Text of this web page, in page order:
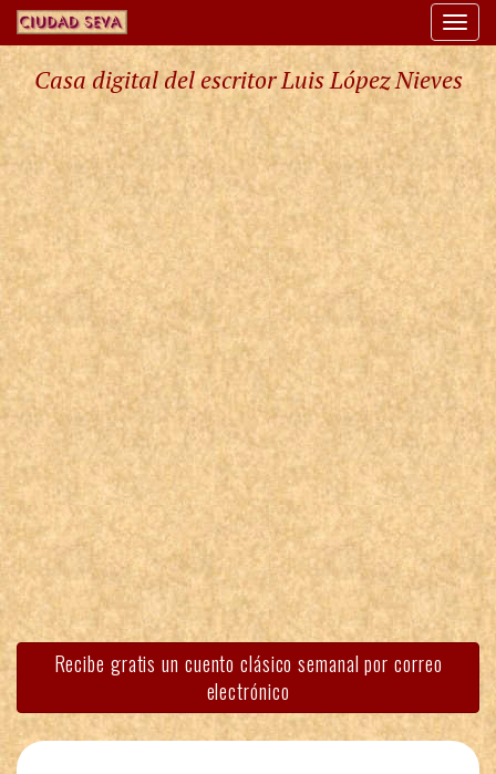
Casa digital del escritor Luis López Nieves
Recibe gratis un cuento clásico semanal por correo
electrónico